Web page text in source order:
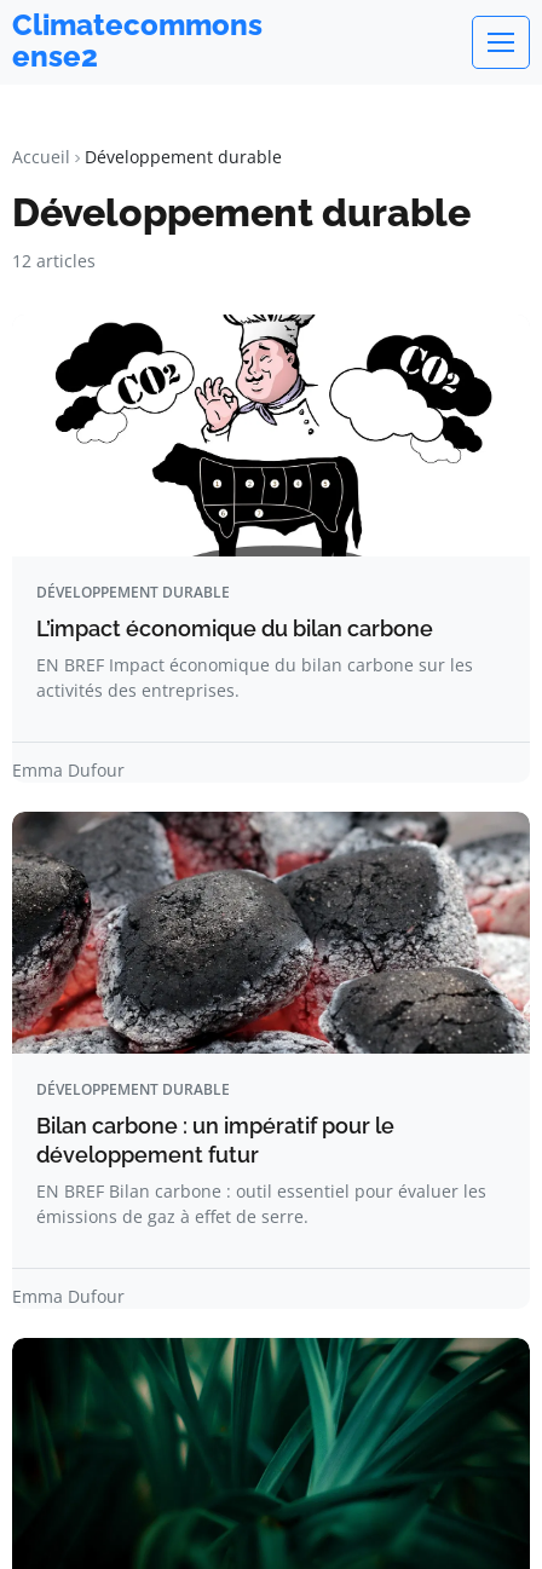
Climatecommons
ense2
Accueil Développement durable
Développement durable
12 articles
DÉVELOPPEMENT DURABLE
L’impact économique du bilan carbone
EN BREF Impact économique du bilan carbone sur les
activités des entreprises.
Emma Dufour
DÉVELOPPEMENT DURABLE
Bilan carbone : un impératif pour le
développement futur
EN BREF Bilan carbone : outil essentiel pour évaluer les
émissions de gaz à effet de serre.
Emma Dufour